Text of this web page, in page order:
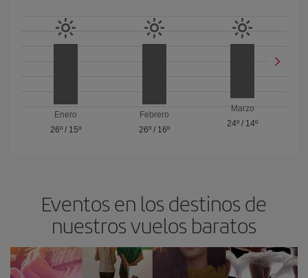
Enero
26º/ 15º
Febrero
26º/ 16º
Marzo
24º / 14º
Eventos en los destinos de
nuestros vuelos baratos